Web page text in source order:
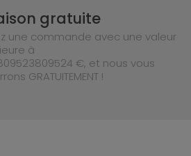
gratuite
une commande avec une valeur
à
€, et nous vous
GRATUITEMENT !